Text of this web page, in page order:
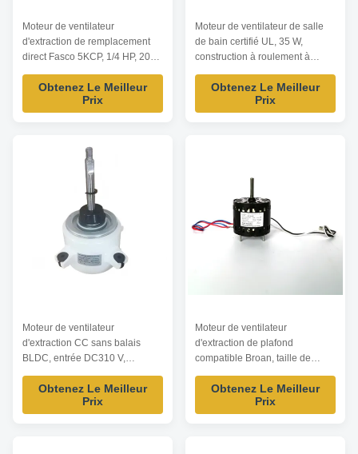
Moteur de ventilateur
d'extraction de remplacement
direct Fasco 5KCP, 1/4 HP, 208-
230 V, conception de rénovation
pour hotte de cuisine et
ventilation commerciale.
Obtenez Le Meilleur
Prix
Moteur de ventilateur de salle
de bain certifié UL, 35 W,
construction à roulement à
billes, fonctionnement
silencieux à ≤ 38 dB(A), 120 V
60 Hz, compatible avec les
Obtenez Le Meilleur
Prix
Moteur de ventilateur
d'extraction CC sans balais
BLDC, entrée DC310 V,
puissance 70 W, vitesse de 1
500 tr/min, construction en
plastique résine pour unités
Obtenez Le Meilleur
Prix
Moteur de ventilateur
d'extraction de plafond
compatible Broan, taille de
cadre de 3,3 pouces, roulement
à manchon, 1200 tr/min,
remplacement direct des
Obtenez Le Meilleur
Prix